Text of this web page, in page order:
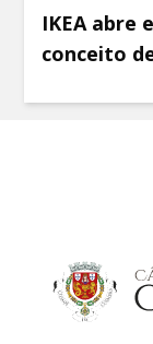
IKEA abre
conceito